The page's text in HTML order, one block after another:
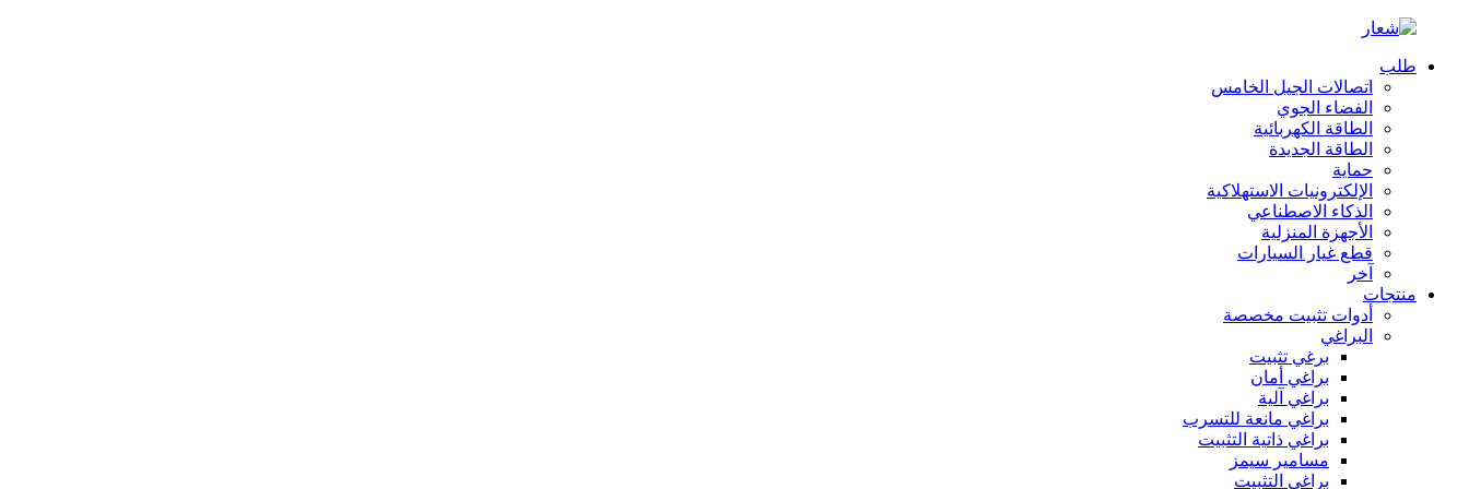
طلب
اتصالات الجيل الخامس
الفضاء الجوي
الطاقة الكهربائية
الطاقة الجديدة
حماية
الإلكترونيات الاستهلاكية
الذكاء الاصطناعي
الأجهزة المنزلية
قطع غيار السيارات
آخر
منتجات
أدوات تثبيت مخصصة
البراغي
برغي تثبيت
براغي أمان
براغي آلية
براغي مانعة للتسرب
براغي ذاتية التثبيت
مسامير سيمز
براغي التثبيت